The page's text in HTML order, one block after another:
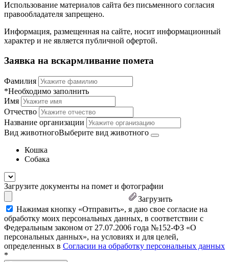
Использование материалов сайта без письменного согласия
правообладателя запрещено.
Информация, размещенная на сайте, носит информационный
характер и не является публичной офертой.
Заявка на вскармливание помета
Фамилия
*Необходимо заполнить
Имя
Отчество
Название организации
Вид животногоВыберите вид животного
Кошка
Собака
Загрузите документы на помет и фотографии
Загрузить
Нажимая кнопку «Отправить», я даю свое согласие на
обработку моих персональных данных, в соответствии с
Федеральным законом от 27.07.2006 года №152-ФЗ «О
персональных данных», на условиях и для целей,
определенных в Согласии на обработку персональных данных
*